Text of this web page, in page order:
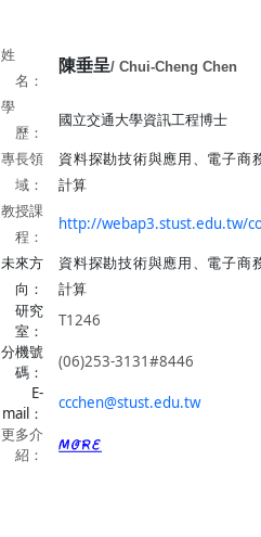
姓
名：
陳垂呈/ Chui-Cheng Chen
學
歷：
國立交通大學資訊工程博士
專長領
域：
資料探勘技術與應用、電子商
計算
教授課
程：
http://webap3.stust.edu.tw/
未來方
向：
資料探勘技術與應用、電子商
計算
研究
室：
T1246
分機號
碼：
(06)253-3131#8446
E-
mail：
ccchen@stust.edu.tw
更多介
紹：